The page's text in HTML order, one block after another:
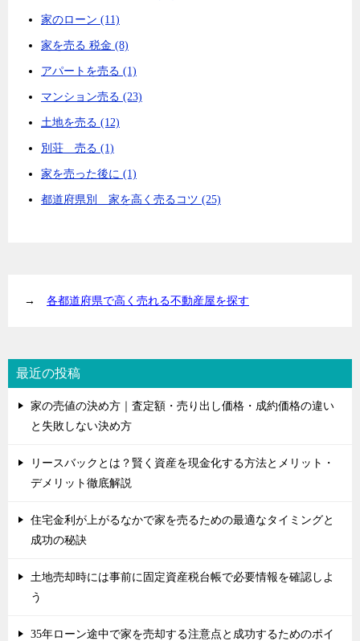
家のローン (11)
家を売る 税金 (8)
アパートを売る (1)
マンション売る (23)
土地を売る (12)
別荘 売る (1)
家を売った後に (1)
都道府県別 家を高く売るコツ (25)
→ 各都道府県で高く売れる不動産屋を探す
最近の投稿
家の売値の決め方｜査定額・売り出し価格・成約価格の違い
と失敗しない決め方
リースバックとは？賢く資産を現金化する方法とメリット・
デメリット徹底解説
住宅金利が上がるなかで家を売るための最適なタイミングと
成功の秘訣
土地売却時には事前に固定資産税台帳で必要情報を確認しよ
う
35年ローン途中で家を売却する注意点と成功するためのポイ